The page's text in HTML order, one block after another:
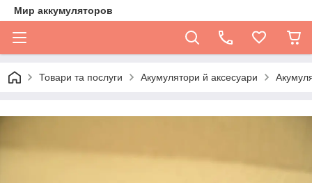
Мир аккумуляторов
Товари та послуги Акумулятори й аксесуари